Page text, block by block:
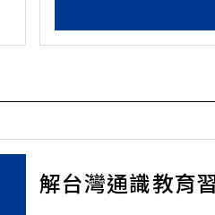
解台灣通識教育